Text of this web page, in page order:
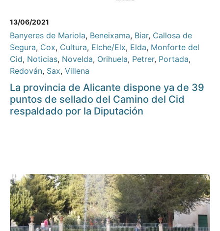
13/06/2021
Banyeres de Mariola, Beneixama, Biar, Callosa de
Segura, Cox, Cultura, Elche/Elx, Elda, Monforte del
Cid, Noticias, Novelda, Orihuela, Petrer, Portada,
Redován, Sax, Villena
La provincia de Alicante dispone ya de 39
puntos de sellado del Camino del Cid
respaldado por la Diputación